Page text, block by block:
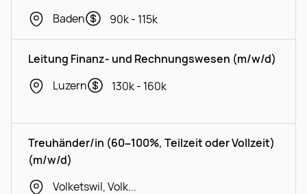
Baden
90k - 115k
Leitung Finanz- und Rechnungswesen (m/w/d)
Luzern
130k - 160k
Treuhänder/in (60–100%, Teilzeit oder Vollzeit)
(m/w/d)
Volketswil, Volketswil